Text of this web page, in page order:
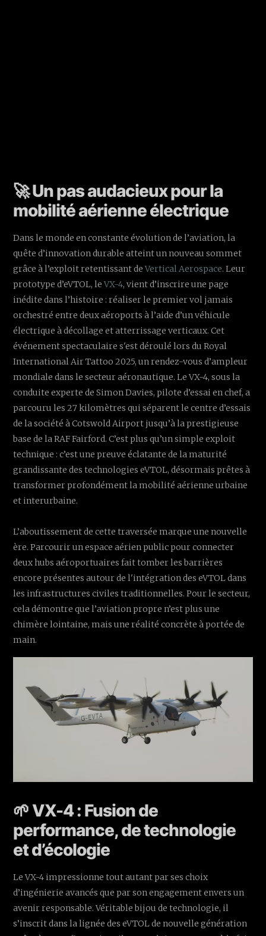
🚀 Un pas audacieux pour la
mobilité aérienne électrique
Dans le monde en constante évolution de l’aviation, la
quête d’innovation durable atteint un nouveau sommet
grâce à l’exploit retentissant deVertical Aerospace. Leur
prototype d’eVTOL, leVX-4, vient d’inscrire une page
inédite dans l’histoire : réaliser le premier vol jamais
orchestré entre deux aéroports à l’aide d’un véhicule
électrique à décollage et atterrissage verticaux. Cet
événement spectaculaire s'est déroulé lors du Royal
International Air Tattoo 2025, un rendez-vous d’ampleur
mondiale dans le secteur aéronautique. Le VX-4, sous la
conduite experte de Simon Davies, pilote d’essai en chef, a
parcouru les 27 kilomètres qui séparent le centre d’essais
de la société à Cotswold Airport jusqu’à la prestigieuse
base de la RAF Fairford. C’est plus qu’un simple exploit
technique : c’est une preuve éclatante de la maturité
grandissante des technologies eVTOL, désormais prêtes à
transformer profondément la mobilité aérienne urbaine
et interurbaine.
L’aboutissement de cette traversée marque une nouvelle
ère. Parcourir un espace aérien public pour connecter
deux hubs aéroportuaires fait tomber les barrières
encore présentes autour de l'intégration des eVTOL dans
les infrastructures civiles traditionnelles. Pour le secteur,
cela démontre que l’aviation propre n’est plus une
chimère lointaine, mais une réalité concrète à portée de
main.
🌱 VX-4 : Fusion de
performance, de technologie
et d’écologie
Le VX-4 impressionne tout autant par ses choix
d’ingénierie avancés que par son engagement envers un
avenir responsable. Véritable bijou de technologie, il
s’inscrit dans la lignée des eVTOL de nouvelle génération